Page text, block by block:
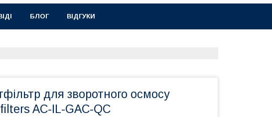
БЛОГ ВІДГУКИ
для зворотного осмосу
AC-IL-GAC-QC